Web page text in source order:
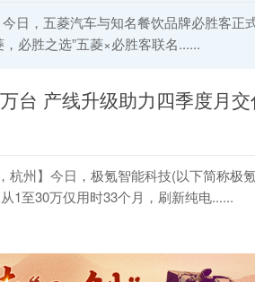
，五菱汽车与知名餐饮品牌必胜客正
必胜之选”五菱×必胜客联名......
台 产线升级助力四季度月
州】今日，极氪智能科技(以下简称极
1至30万仅用时33个月，刷新纯电......